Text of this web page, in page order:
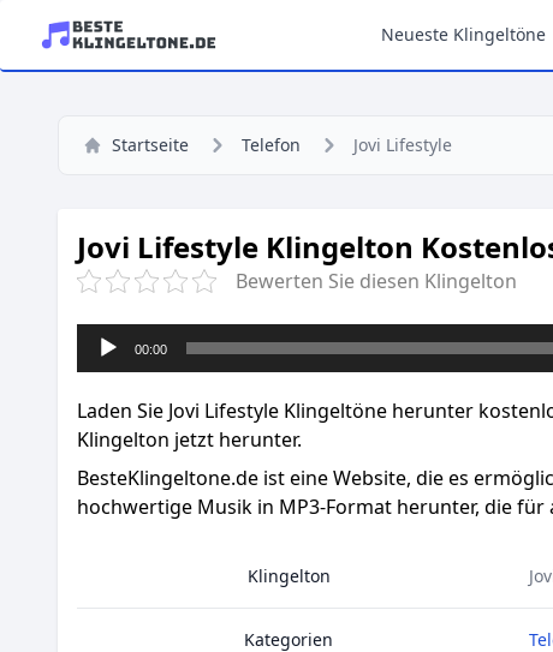
Neueste Klingeltöne
Startseite Telefon Jovi Lifestyle
Jovi Lifestyle Klingelton
Bewerten Sie diesen Klingelton
Audio-
Player
00:00
Laden Sie Jovi Lifestyle Klingeltöne herunter
Klingelton jetzt herunter.
BesteKlingeltone.de ist eine Website, die es
hochwertige Musik in MP3-Format herunter, die
Klingelton
Kategorien